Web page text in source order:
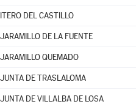
ITERO DEL CASTILLO
JARAMILLO DE LA FUENTE
JARAMILLO QUEMADO
JUNTA DE TRASLALOMA
JUNTA DE VILLALBA DE LOSA